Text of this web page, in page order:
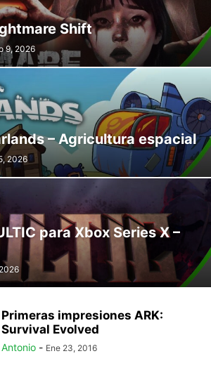
Shift
9, 2026
– Agricultura espacial
2026
para Xbox Series X –
Primeras impresiones ARK:
Survival Evolved
Antonio - Ene 23, 2016